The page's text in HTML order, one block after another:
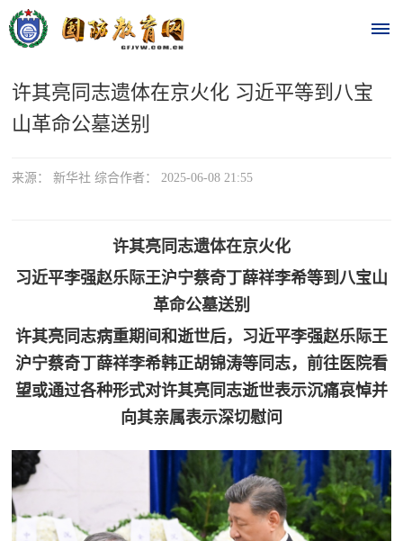
首
时
要
时
政
要
闻
点
追
追
防
许其亮同志遗体在京火化 习近平等到八宝
山革命公墓送别
来源： 新华社 综合作者： 2025-06-08 21:55
许其亮同志遗体在京火化
习近平李强赵乐际王沪宁蔡奇丁薛祥李希等到八宝山
革命公墓送别
许其亮同志病重期间和逝世后，习近平李强赵乐际王
沪宁蔡奇丁薛祥李希韩正胡锦涛等同志，前往医院看
望或通过各种形式对许其亮同志逝世表示沉痛哀悼并
向其亲属表示深切慰问